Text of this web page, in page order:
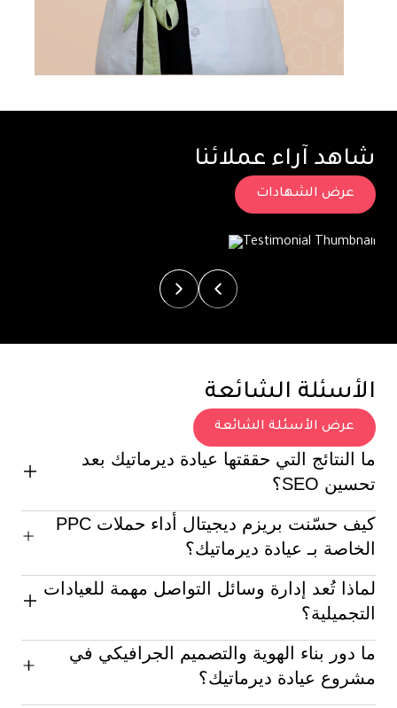
شاهد آراء عملائنا
عرض الشهادات
الأسئلة الشائعة
عرض الأسئلة الشائعة
ما النتائج التي حققتها عيادة ديرماتيك بعد
تحسين SEO؟
شهدت زيادة كبيرة في الزيارات العضوية وترتيب الكلمات
المفتاحية بفضل استراتيجيات الخبراء في الإمارات.
كيف حسّنت بريزم ديجيتال أداء حملات PPC
الخاصة بـ عيادة ديرماتيك؟
رفعنا معدلات النقر وخفضنا تكلفة الاكتساب عبر تحسين
الجمهور واختبارات A/B المستمرة.
لماذا تُعد إدارة وسائل التواصل مهمة للعيادات
التجميلية؟
تساعد المحتويات الجذابة والتحديثات الدورية على بناء الثقة
وعرض النتائج وجذب العملاء المحتملين.
ما دور بناء الهوية والتصميم الجرافيكي في
مشروع عيادة ديرماتيك؟